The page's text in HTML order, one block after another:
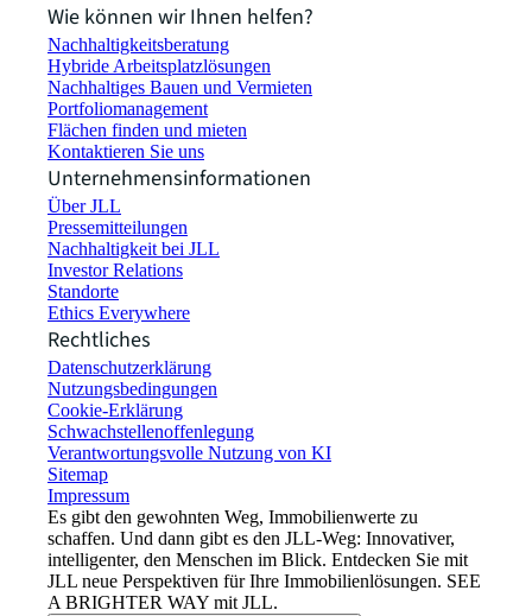
Wie können wir Ihnen helfen?
Nachhaltigkeitsberatung
Hybride Arbeitsplatzlösungen
Nachhaltiges Bauen und Vermieten
Portfoliomanagement
Flächen finden und mieten
Kontaktieren Sie uns
Unternehmensinformationen
Über JLL
Pressemitteilungen
Nachhaltigkeit bei JLL
Investor Relations
Standorte
Ethics Everywhere
Rechtliches
Datenschutzerklärung
Nutzungsbedingungen
Cookie-Erklärung
Schwachstellenoffenlegung
Verantwortungsvolle Nutzung von KI
Sitemap
Impressum​
Es gibt den gewohnten Weg, Immobilienwerte zu
schaffen. Und dann gibt es den JLL-Weg: Innovativer,
intelligenter, den Menschen im Blick. Entdecken Sie mit
JLL neue Perspektiven für Ihre Immobilienlösungen. SEE
A BRIGHTER WAY mit JLL.